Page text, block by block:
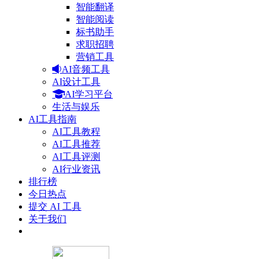
智能翻译
智能阅读
标书助手
求职招聘
营销工具
AI音频工具
AI设计工具
AI学习平台
生活与娱乐
AI工具指南
AI工具教程
AI工具推荐
AI工具评测
AI行业资讯
排行榜
今日热点
提交 AI 工具
关于我们